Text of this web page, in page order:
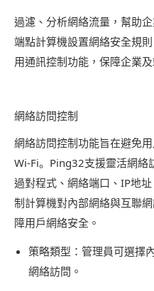
過濾、分析網絡流量，幫助
端點計算機設置網絡安全規
用通訊控制功能，保障企業
網絡訪問控制
網絡訪問控制功能旨在避免
Wi-Fi。Ping32支援靈活網絡
過對程式、網絡端口、IP地
制計算機對內部網絡與互聯
障用戶網絡安全。
策略類型：管理員可選擇
網絡訪問。